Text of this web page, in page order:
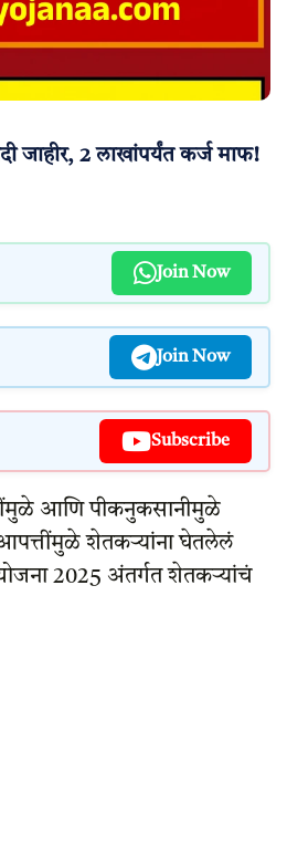
जाहीर, 2 लाखांपर्यंत कर्ज माफ!
Join Now
Join Now
Subscribe
आणि पीकनुकसानीमुळे
शेतकऱ्यांना घेतलेलं
2025 अंतर्गत शेतकऱ्यांचं